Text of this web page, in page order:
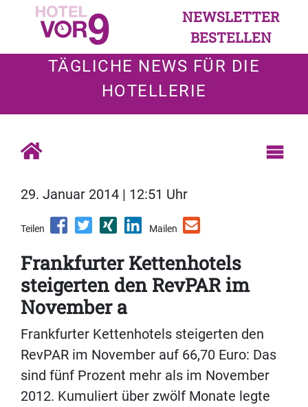
NEWSLETTER
BESTELLEN
TÄGLICHE NEWS FÜR DIE
HOTELLERIE
29. Januar 2014 | 12:51 Uhr
Teilen Mailen
Frankfurter Kettenhotels
steigerten den RevPAR im
November a
Frankfurter Kettenhotels steigerten den
RevPAR im November auf 66,70 Euro: Das
sind fünf Prozent mehr als im November
2012. Kumuliert über zwölf Monate legte